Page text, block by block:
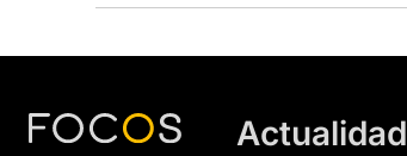
Actualidad